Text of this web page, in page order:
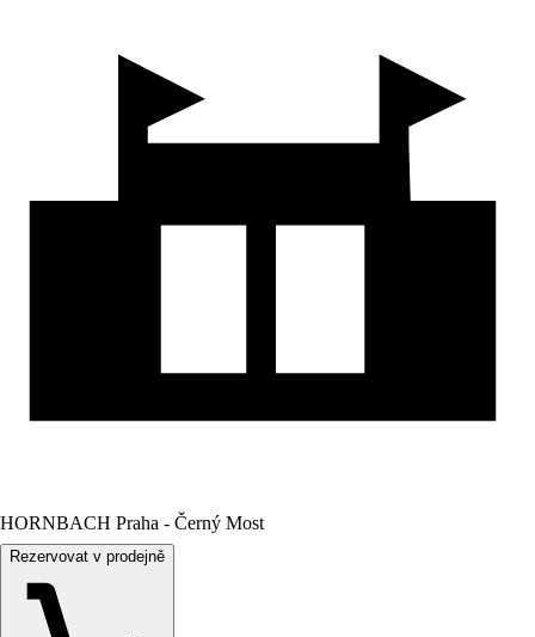
HORNBACH Praha - Černý Most
Rezervovat v prodejně